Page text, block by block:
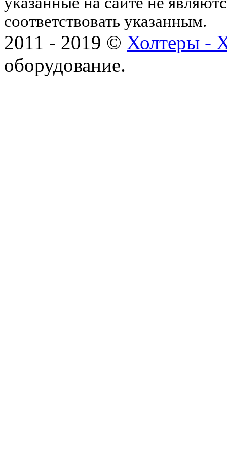
соответствовать указанным.
2011 - 2019 © Холтеры -
оборудование.